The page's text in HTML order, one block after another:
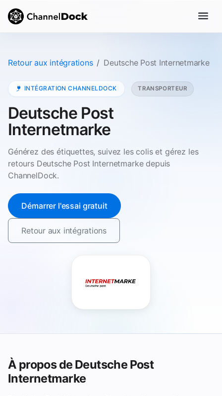
Retour aux intégrations Deutsche Post Internetmarke
INTÉGRATION CHANNELDOCK TRANSPORTEUR
Deutsche Post
Internetmarke
Générez des étiquettes, suivez les colis et gérez les
retours Deutsche Post Internetmarke depuis
ChannelDock.
Démarrer l'essai gratuit
Retour aux intégrations
À propos de Deutsche Post
Internetmarke